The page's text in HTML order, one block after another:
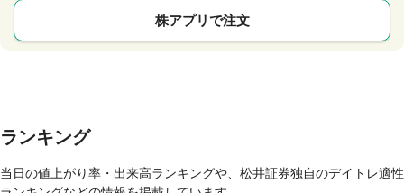
株アプリで注文
ランキング
当日の値上がり率・出来高ランキングや、松井証券独自のデイトレ適性